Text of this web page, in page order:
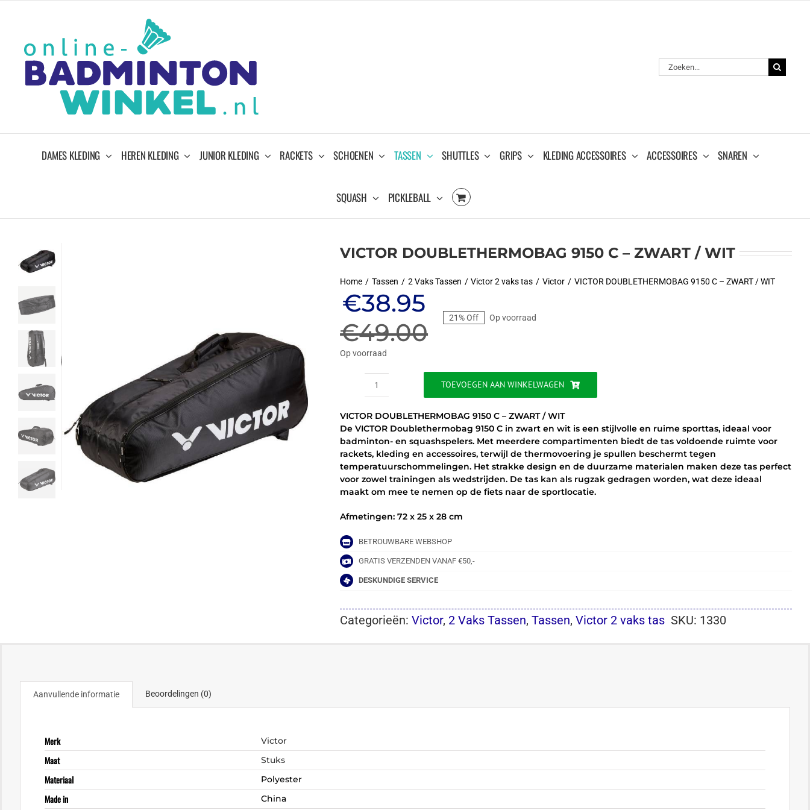
Zoeken
naar:
DAMES KLEDING HEREN KLEDING JUNIOR KLEDING RACKETS SCHOENEN TASSEN SHUTTLES GRIPS KLEDING ACCESSOIRES ACCESSOIRES SNAREN
SQUASH PICKLEBALL
VICTOR DOUBLETHERMOBAG 9150 C – ZWART / WIT
Home Tassen 2 Vaks Tassen Victor 2 vaks tas Victor VICTOR DOUBLETHERMOBAG 9150 C – ZWART / WIT
€49.00
Oorspronkelijke
prijs
was:
€49.00.
€38.95
Huidige
prijs
is:
€38.95.
21% Off Op voorraad
Op voorraad
VICTOR
9150
C
-
ZWART
/
WIT
aantal
TOEVOEGEN AAN WINKELWAGEN
VICTOR DOUBLETHERMOBAG 9150 C – ZWART / WIT
De VICTOR Doublethermobag 9150 C in zwart en wit is een stijlvolle en ruime sporttas, ideaal voor
badminton- en squashspelers. Met meerdere compartimenten biedt de tas voldoende ruimte voor
rackets, kleding en accessoires, terwijl de thermovoering je spullen beschermt tegen
temperatuurschommelingen. Het strakke design en de duurzame materialen maken deze tas perfect
voor zowel trainingen als wedstrijden. De tas kan als rugzak gedragen worden, wat deze ideaal
maakt om mee te nemen op de fiets naar de sportlocatie.
Afmetingen: 72 x 25 x 28 cm
BETROUWBARE WEBSHOP
GRATIS VERZENDEN VANAF €50,-
DESKUNDIGE SERVICE
Categorieën:Victor, 2 Vaks Tassen,Tassen,Victor 2 vaks tas SKU: 1330
Aanvullende informatie Beoordelingen (0)
Merk Victor
Maat Stuks
Materiaal Polyester
Made in China